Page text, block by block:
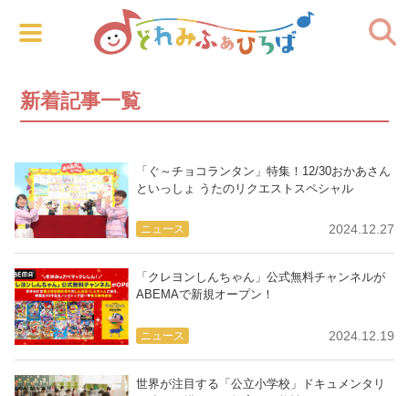
新着記事一覧
ニュース 2024.12.27
「ぐ～チョコランタン」特集！12/30おかあさん
といっしょ うたのリクエストスペシャル
ニュース 2024.12.19
「クレヨンしんちゃん」公式無料チャンネルが
ABEMAで新規オープン！
世界が注目する「公立小学校」ドキュメンタリ